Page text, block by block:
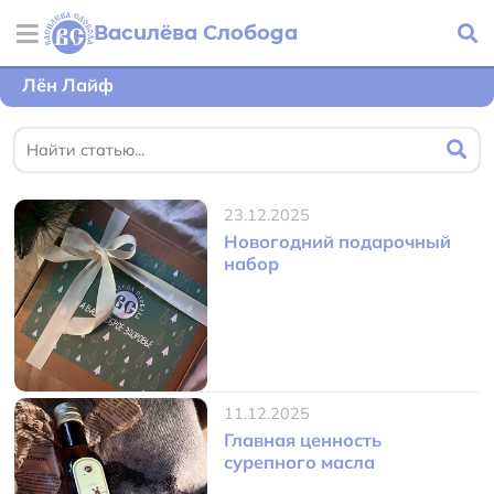
Василёва Слобода
Лён Лайф
23.12.2025
Новогодний подарочный
набор
11.12.2025
Главная ценность
сурепного масла